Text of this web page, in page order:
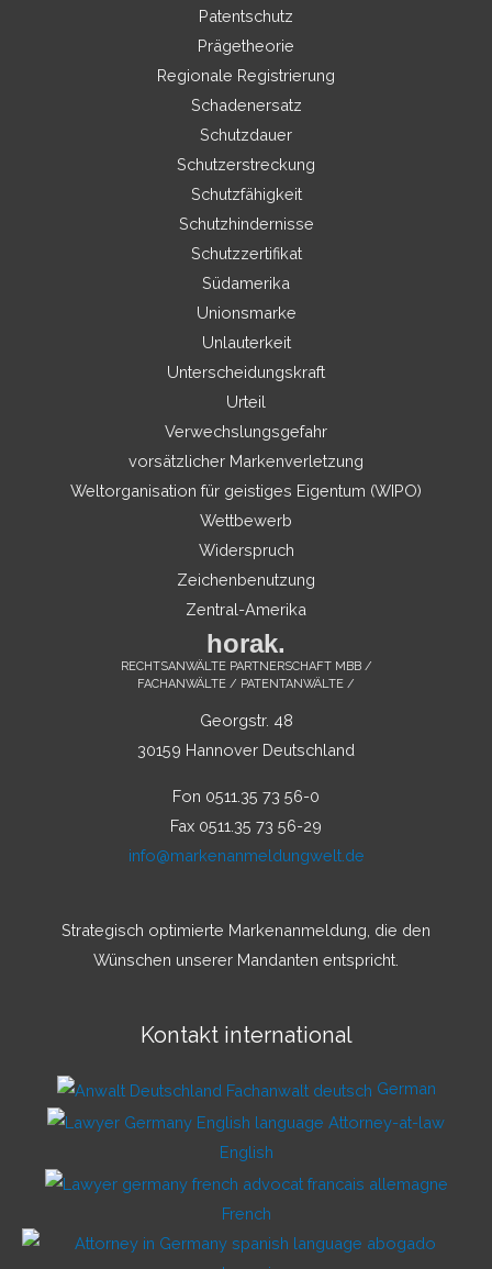
Patentschutz
Prägetheorie
Regionale Registrierung
Schadenersatz
Schutzdauer
Schutzerstreckung
Schutzfähigkeit
Schutzhindernisse
Schutzzertifikat
Südamerika
Unionsmarke
Unlauterkeit
Unterscheidungskraft
Urteil
Verwechslungsgefahr
vorsätzlicher Markenverletzung
Weltorganisation für geistiges Eigentum (WIPO)
Wettbewerb
Widerspruch
Zeichenbenutzung
Zentral-Amerika
horak.
RECHTSANWÄLTE PARTNERSCHAFT MBB /
FACHANWÄLTE / PATENTANWÄLTE /
Georgstr. 48
30159 Hannover Deutschland
Fon 0511.35 73 56-0
Fax 0511.35 73 56-29
info@markenanmeldungwelt.de
Strategisch optimierte Markenanmeldung, die den
Wünschen unserer Mandanten entspricht.
Kontakt international
German
English
French